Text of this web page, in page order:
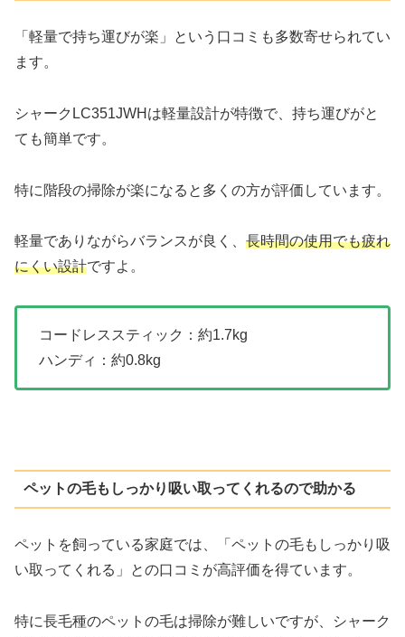
「軽量で持ち運びが楽」という口コミも多数寄せられてい
ます。
シャークLC351JWHは軽量設計が特徴で、持ち運びがと
ても簡単です。
特に階段の掃除が楽になると多くの方が評価しています。
軽量でありながらバランスが良く、 長時間の使用でも疲れ
にくい設計ですよ。
コードレススティック：約1.7kg
ハンディ：約0.8kg
ペットの毛もしっかり吸い取ってくれるので助かる
ペットを飼っている家庭では、「ペットの毛もしっかり吸
い取ってくれる」との口コミが高評価を得ています。
特に長毛種のペットの毛は掃除が難しいですが、シャーク